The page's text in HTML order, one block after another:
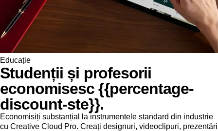
Educație
Studenții și profesorii
economisesc {{percentage-
discount-ste}}.
Economisiți substanțial la instrumentele standard din industrie
cu Creative Cloud Pro. Creați designuri, videoclipuri, prezentări